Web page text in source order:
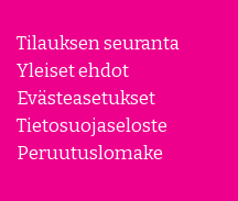
Tilauksen seuranta
Yleiset ehdot
Evästeasetukset
Tietosuojaseloste
Peruutuslomake